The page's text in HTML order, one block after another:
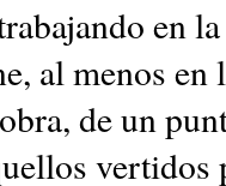
en
al menos en
de un
vertidos